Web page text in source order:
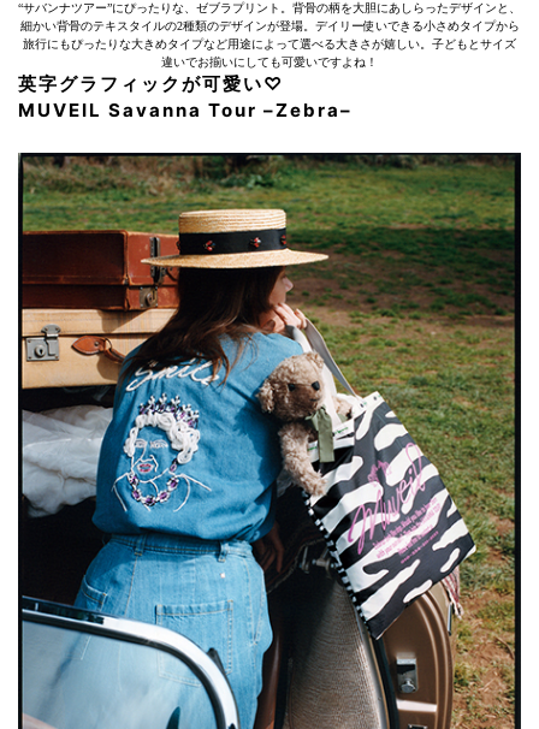
“サバンナツアー”にぴったりな、ゼブラプリント。背骨の柄を大胆にあしらったデザインと、
細かい背骨のテキスタイルの2種類のデザインが登場。デイリー使いできる小さめタイプから
旅行にもぴったりな大きめタイプなど用途によって選べる大きさが嬉しい。子どもとサイズ
違いでお揃いにしても可愛いですよね！
英字グラフィックが可愛い♡
MUVEIL Savanna Tour –Zebra–